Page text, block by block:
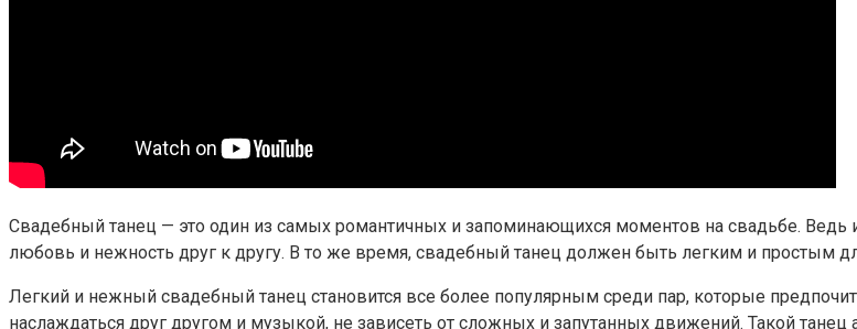
Свадебный танец — это один из самых романтичных и запоминающихся моментов на свадьбе.
любовь и нежность друг к другу. В то же время, свадебный танец должен быть легким и простым
Легкий и нежный свадебный танец становится все более популярным среди пар, которые
наслаждаться друг другом и музыкой, не зависеть от сложных и запутанных движений. Такой